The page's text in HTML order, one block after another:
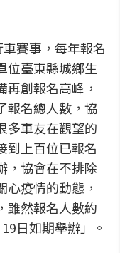
賽事，每年報名
位臺東縣城鄉生
創報名高峰，
報名總人數，協
多車友在觀望的
到上百位已報名
，協會在不排除
疫情的動態，
雖然報名人數約
日如期舉辦」。